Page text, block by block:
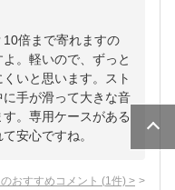
倍まで寄れますの
。軽いので、ずっと
いと思います。スト
手が滑って大きな音
。専用ケースがある
安心ですね。
おすすめコメント (1 件) >